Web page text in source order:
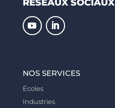
RÉSEAUX SOCIAUX
NOS SERVICES
Écoles
Industries